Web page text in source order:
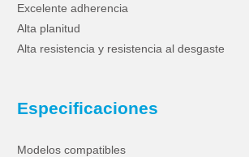
Excelente adherencia
Alta planitud
Alta resistencia y resistencia al desgaste
Especificaciones
Modelos compatibles